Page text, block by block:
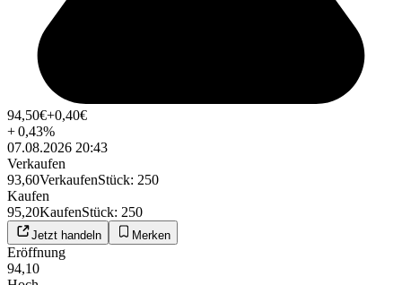
94,50€+0,40€
+0,43%
07.08.2026 20:43
Verkaufen
93,60VerkaufenStück: 250
Kaufen
95,20KaufenStück: 250
Jetzt handeln Merken
Eröffnung
94,10